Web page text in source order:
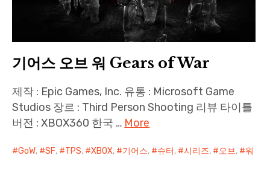
English
기어스 오브 워 Gears of War
제작 : Epic Games, Inc. 유통 : Microsoft Game
Studios 장르 : Third Person Shooting 리뷰 타이틀
버전 : XBOX360 한국 … More
GoW, SF, TPS, XBOX, 기어스, 슈터, 시리즈, 오브, 워